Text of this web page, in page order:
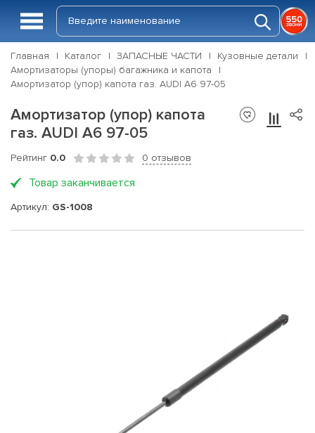
Главная Каталог ЗАПАСНЫЕ ЧАСТИ
Кузовные детали
Амортизаторы (упоры) багажника и капота
Амортизатор (упор) капота газ. AUDI A6 97-05
Амортизатор (упор) капота
газ. AUDI A6 97-05
Рейтинг 0.0 0 отзывов
Товар заканчивается
Артикул: GS-1008